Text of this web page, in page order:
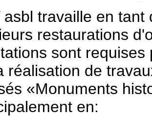
asbl travaille en tant
restaurations
sont
réalisation de
«Monuments
en: